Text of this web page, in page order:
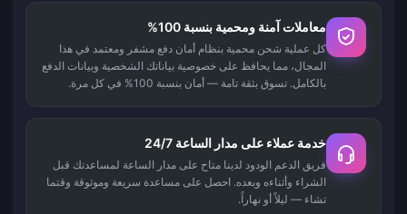
معاملات آمنة ومحمية بنسبة 100%
كل عملية شحن محمية بنظام أمان دفع مشفر ومعتمد في هذا
المجال، مما يحافظ على خصوصية بياناتك الشخصية وبيانات الدفع
بالكامل. تسوق بثقة تامة — أمان بنسبة 100% في كل مرة.
خدمة عملاء على مدار الساعة 24/7
فريق الدعم الودود لدينا متاح على مدار الساعة لمساعدتك قبل
الشراء وأثناءه وبعده. احصل على مساعدة سريعة وموثوقة وقتما
تشاء — ليلاً أو نهاراً.